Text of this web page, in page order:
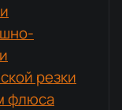
резки
флюса